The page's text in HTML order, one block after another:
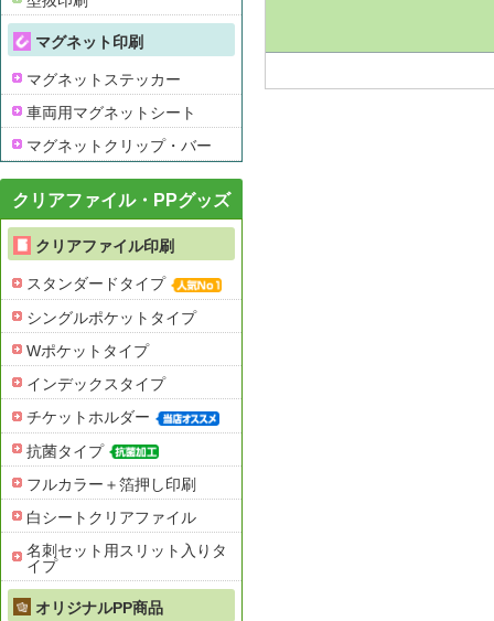
マグネット印刷
マグネットステッカー
車両用マグネットシート
マグネットクリップ・バー
クリアファイル・PPグッズ
クリアファイル印刷
スタンダードタイプ
シングルポケットタイプ
Wポケットタイプ
インデックスタイプ
チケットホルダー
抗菌タイプ
フルカラー＋箔押し印刷
白シートクリアファイル
名刺セット用スリット入りタ
イプ
オリジナルPP商品